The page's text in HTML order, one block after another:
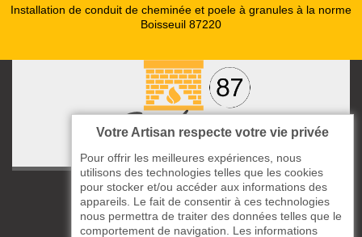
Installation de conduit de cheminée et poele à granules à la norme
Boisseuil 87220
ccas le Bourg
87220 Boisseuil
Votre Artisan respecte votre vie privée
Pour offrir les meilleures expériences, nous
utilisons des technologies telles que les cookies
pour stocker et/ou accéder aux informations des
appareils. Le fait de consentir à ces technologies
nous permettra de traiter des données telles que le
comportement de navigation. Les informations